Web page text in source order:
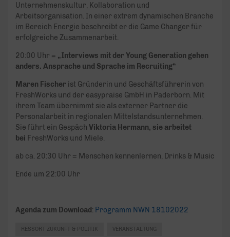
Unternehmenskultur, Kollaboration und
Arbeitsorganisation. In einer extrem dynamischen Branche
im Bereich Energie beschreibt er die Game Changer für
erfolgreiche Zusammenarbeit.
20:00 Uhr = „Interviews mit der Young Generation gehen
anders. Ansprache und Sprache im Recruiting“
Maren Fischer ist Gründerin und Geschäftsführerin von
FreshWorks und der easypraise GmbH in Paderborn. Mit
ihrem Team übernimmt sie als externer Partner die
Personalarbeit in regionalen Mittelstandsunternehmen.
Sie führt ein Gespäch Viktoria Hermann, sie arbeitet
bei FreshWorks und Miele.
ab ca. 20:30 Uhr = Menschen kennenlernen, Drinks & Music
Ende um 22:00 Uhr
Agenda zum Download : Programm NWN 18102022
RESSORT ZUKUNFT & POLITIK VERANSTALTUNG